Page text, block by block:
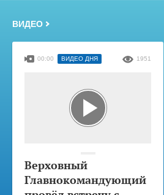
ВИДЕО
Верховный
Главнокомандующий
00:00 ВИДЕО ДНЯ 1951